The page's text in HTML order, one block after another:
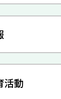
活動